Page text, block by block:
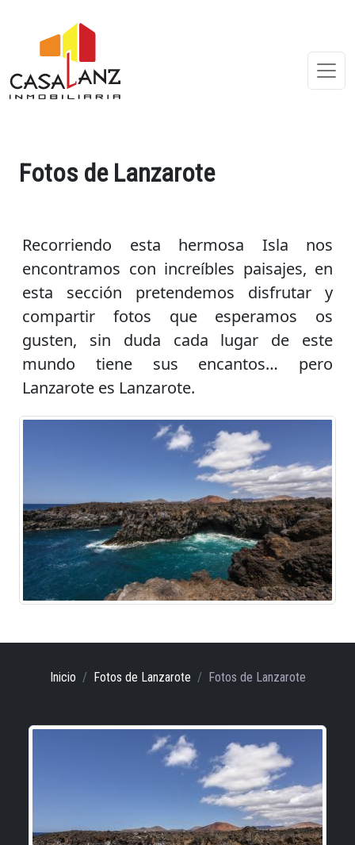
Fotos de Lanzarote
Recorriendo esta hermosa Isla nos
encontramos con increíbles paisajes, en
esta sección pretendemos disfrutar y
compartir fotos que esperamos os
gusten, sin duda cada lugar de este
mundo tiene sus encantos… pero
Lanzarote es Lanzarote.
Inicio Fotos de Lanzarote Fotos de Lanzarote